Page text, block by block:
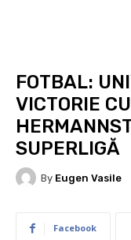
FOTBAL:
VICTORIE
SUPERLIGĂ
By Eugen Vasile
Facebook